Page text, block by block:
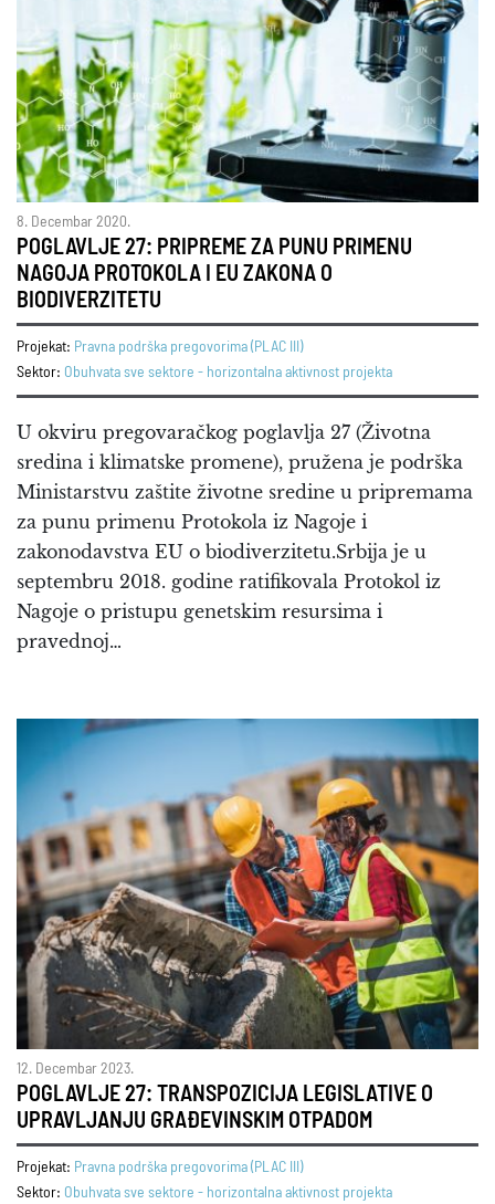
8. Decembar 2020.
POGLAVLJE 27: PRIPREME ZA PUNU PRIMENU
NAGOJA PROTOKOLA I EU ZAKONA O
BIODIVERZITETU
Projekat: Pravna podrška pregovorima (PLAC III)
Sektor: Obuhvata sve sektore - horizontalna aktivnost projekta
U okviru pregovaračkog poglavlja 27 (Životna
sredina i klimatske promene), pružena je podrška
Ministarstvu zaštite životne sredine u pripremama
za punu primenu Protokola iz Nagoje i
zakonodavstva EU o biodiverzitetu.Srbija je u
septembru 2018. godine ratifikovala Protokol iz
Nagoje o pristupu genetskim resursima i
pravednoj…
12. Decembar 2023.
POGLAVLJE 27: TRANSPOZICIJA LEGISLATIVE O
UPRAVLJANJU GRAĐEVINSKIM OTPADOM
Projekat: Pravna podrška pregovorima (PLAC III)
Sektor: Obuhvata sve sektore - horizontalna aktivnost projekta